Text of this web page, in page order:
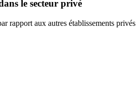
le secteur privé
rapport aux autres établissements privés